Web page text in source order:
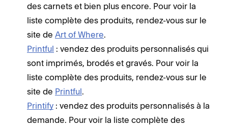
des carnets et bien plus encore. Pour voir la
liste complète des produits, rendez-vous sur le
site de Art of Where.
Printful : vendez des produits personnalisés qui
sont imprimés, brodés et gravés. Pour voir la
liste complète des produits, rendez-vous sur le
site de Printful.
Printify : vendez des produits personnalisés à la
demande. Pour voir la liste complète des